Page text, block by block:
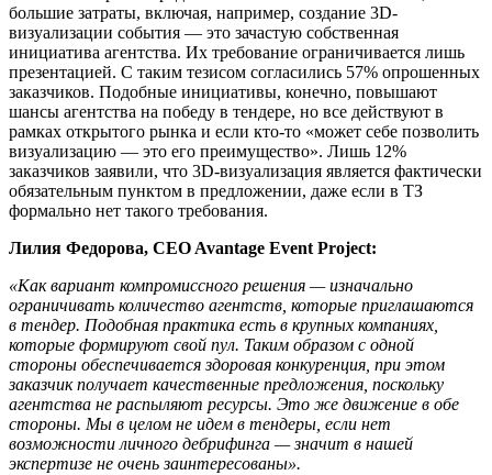
большие затраты, включая, например, создание 3D-
визуализации события — это зачастую собственная
инициатива агентства. Их требование ограничивается лишь
презентацией. С таким тезисом согласились 57% опрошенных
заказчиков. Подобные инициативы, конечно, повышают
шансы агентства на победу в тендере, но все действуют в
рамках открытого рынка и если кто-то «может себе позволить
визуализацию — это его преимущество». Лишь 12%
заказчиков заявили, что 3D-визуализация является фактически
обязательным пунктом в предложении, даже если в ТЗ
формально нет такого требования.
Лилия Федорова, CEO Avantage Event Project:
«Как вариант компромиссного решения — изначально
ограничивать количество агентств, которые приглашаются
в тендер. Подобная практика есть в крупных компаниях,
которые формируют свой пул. Таким образом с одной
стороны обеспечивается здоровая конкуренция, при этом
заказчик получает качественные предложения, поскольку
агентства не распыляют ресурсы. Это же движение в обе
стороны. Мы в целом не идем в тендеры, если нет
возможности личного дебрифинга — значит в нашей
экспертизе не очень заинтересованы».